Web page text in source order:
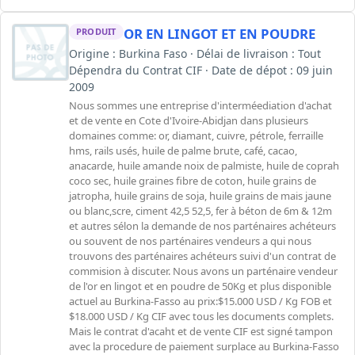
PRODUIT OR EN LINGOT ET EN POUDRE
Origine : Burkina Faso · Délai de livraison : Tout
Dépendra du Contrat CIF · Date de dépot : 09 juin
2009
Nous sommes une entreprise d'interméediation d'achat
et de vente en Cote d'Ivoire-Abidjan dans plusieurs
domaines comme: or, diamant, cuivre, pétrole, ferraille
hms, rails usés, huile de palme brute, café, cacao,
anacarde, huile amande noix de palmiste, huile de coprah
coco sec, huile graines fibre de coton, huile grains de
jatropha, huile grains de soja, huile grains de mais jaune
ou blanc,scre, ciment 42,5 52,5, fer à béton de 6m & 12m
et autres sélon la demande de nos parténaires achéteurs
ou souvent de nos parténaires vendeurs a qui nous
trouvons des parténaires achéteurs suivi d'un contrat de
commision à discuter. Nous avons un parténaire vendeur
de l'or en lingot et en poudre de 50Kg et plus disponible
actuel au Burkina-Fasso au prix:$15.000 USD / Kg FOB et
$18.000 USD / Kg CIF avec tous les documents complets.
Mais le contrat d'acaht et de vente CIF est signé tampon
avec la procedure de paiement surplace au Burkina-Fasso